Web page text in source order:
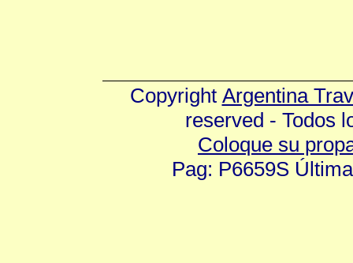
Copyright Argentina
reserved - Todos
Coloque su
Pag: P6659S